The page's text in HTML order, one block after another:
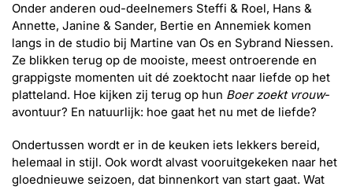
Onder anderen oud-deelnemers Steffi & Roel, Hans &
Annette, Janine & Sander, Bertie en Annemiek komen
langs in de studio bij Martine van Os en Sybrand Niessen.
Ze blikken terug op de mooiste, meest ontroerende en
grappigste momenten uit dé zoektocht naar liefde op het
platteland. Hoe kijken zij terug op hun Boer zoekt vrouw-
avontuur? En natuurlijk: hoe gaat het nu met de liefde?
Ondertussen wordt er in de keuken iets lekkers bereid,
helemaal in stijl. Ook wordt alvast vooruitgekeken naar het
gloednieuwe seizoen, dat binnenkort van start gaat. Wat